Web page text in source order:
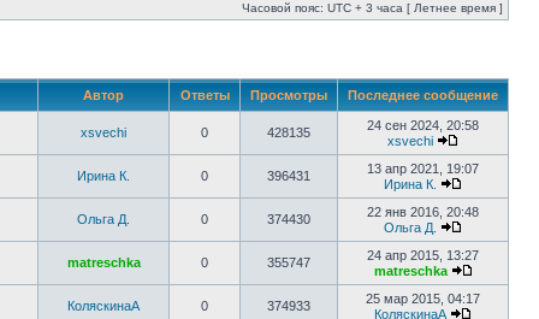
Часовой пояс: UTC + 3 часа [ Летнее время ]
Автор Ответы Просмотры Последнее сообщение
xsvechi 0 428135
24 сен 2024, 20:58
xsvechi
Ирина К. 0 396431
13 апр 2021, 19:07
Ирина К.
Ольга Д. 0 374430
22 янв 2016, 20:48
Ольга Д.
matreschka 0 355747
24 апр 2015, 13:27
matreschka
КоляскинаА 0 374933
25 мар 2015, 04:17
КоляскинаА